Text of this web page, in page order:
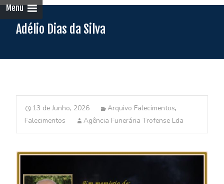
Menu
Adélio Dias da Silva
13 de Junho, 2026 Arquivo Falecimentos,
Falecimentos
Agência Funerária Trofense Lda